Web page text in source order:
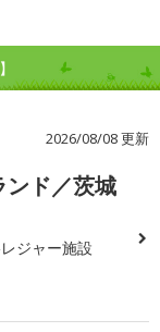
2026/08/08 更新
ンド／茨城
ジャー施設